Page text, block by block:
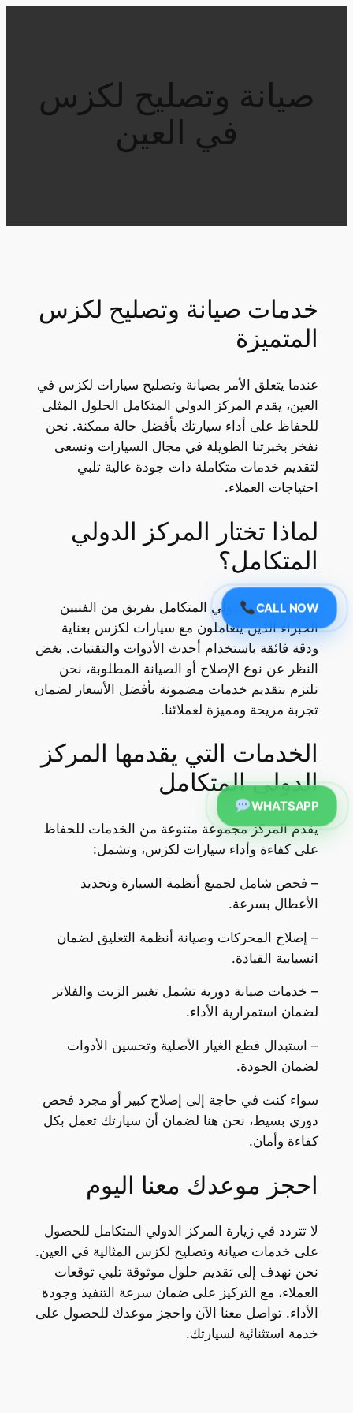
WHATSAPP
CALL NOW
صيانة وتصليح لكزس
في العين
خدمات صيانة وتصليح لكزس
المتميزة
عندما يتعلق الأمر بصيانة وتصليح سيارات لكزس في
العين، يقدم المركز الدولي المتكامل الحلول المثلى
للحفاظ على أداء سيارتك بأفضل حالة ممكنة. نحن
نفخر بخبرتنا الطويلة في مجال السيارات ونسعى
لتقديم خدمات متكاملة ذات جودة عالية تلبي
احتياجات العملاء.
لماذا تختار المركز الدولي
المتكامل؟
يتميز المركز الدولي المتكامل بفريق من الفنيين
الخبراء الذين يتعاملون مع سيارات لكزس بعناية
ودقة فائقة باستخدام أحدث الأدوات والتقنيات. بغض
النظر عن نوع الإصلاح أو الصيانة المطلوبة، نحن
نلتزم بتقديم خدمات مضمونة بأفضل الأسعار لضمان
تجربة مريحة ومميزة لعملائنا.
الخدمات التي يقدمها المركز
الدولي المتكامل
يقدم المركز مجموعة متنوعة من الخدمات للحفاظ
على كفاءة وأداء سيارات لكزس، وتشمل:
– فحص شامل لجميع أنظمة السيارة وتحديد
الأعطال بسرعة.
– إصلاح المحركات وصيانة أنظمة التعليق لضمان
انسيابية القيادة.
– خدمات صيانة دورية تشمل تغيير الزيت والفلاتر
لضمان استمرارية الأداء.
– استبدال قطع الغيار الأصلية وتحسين الأدوات
لضمان الجودة.
سواء كنت في حاجة إلى إصلاح كبير أو مجرد فحص
دوري بسيط، نحن هنا لضمان أن سيارتك تعمل بكل
كفاءة وأمان.
احجز موعدك معنا اليوم
لا تتردد في زيارة المركز الدولي المتكامل للحصول
على خدمات صيانة وتصليح لكزس المثالية في العين.
نحن نهدف إلى تقديم حلول موثوقة تلبي توقعات
العملاء، مع التركيز على ضمان سرعة التنفيذ وجودة
الأداء. تواصل معنا الآن واحجز موعدك للحصول على
خدمة استثنائية لسيارتك.